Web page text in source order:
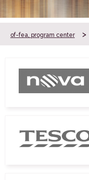
of-fea, program center >